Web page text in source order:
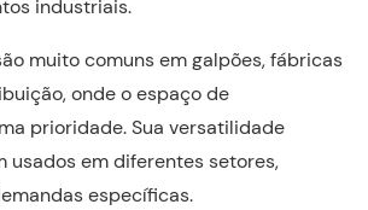
industriais.
muito comuns em galpões, fábricas
onde o espaço de
prioridade. Sua versatilidade
usados em diferentes setores,
específicas.